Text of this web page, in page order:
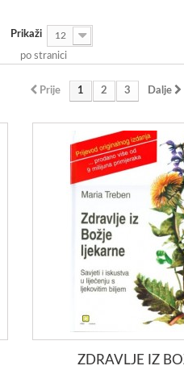
Prikaži 12
po stranici
Prije 1 2 3 Dalje
ZDRAVLJE IZ